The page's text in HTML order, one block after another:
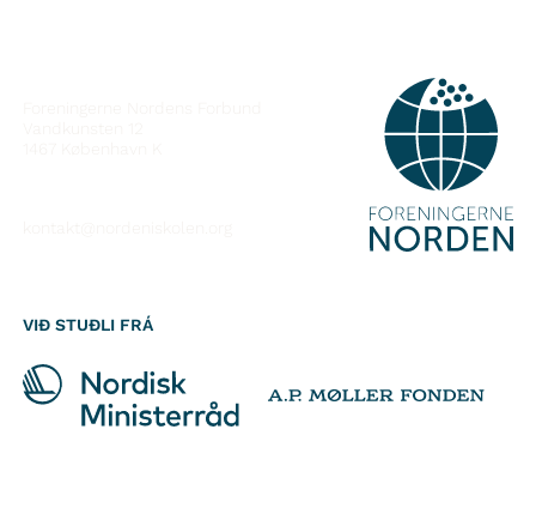
VIÐ STUÐLI FRÁ